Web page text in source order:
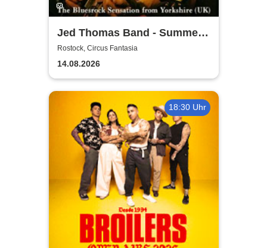
Jed Thomas Band - Summer
Tour 2026
Rostock, Circus Fantasia
14.08.2026
18:30 Uhr